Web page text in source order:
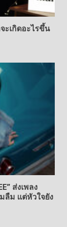
ะเกิดอะไรขึ้น
ส่งเพลง
ลืม แต่หัวใจยัง